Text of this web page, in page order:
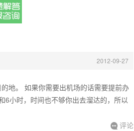
2012-09-27
地。 如果你需要出机场的话需要提前办
6小时，时间也不够你出去溜达的，所以
 评论